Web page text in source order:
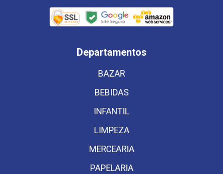
Departamentos
BAZAR
BEBIDAS
INFANTIL
LIMPEZA
MERCEARIA
PAPELARIA